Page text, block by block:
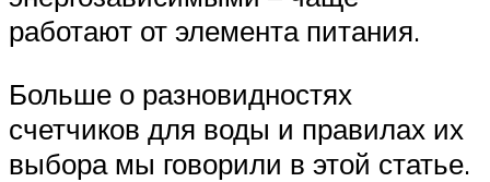
работают от элемента питания.
Больше о разновидностях
счетчиков для воды и правилах их
выбора мы говорили в этой статье.